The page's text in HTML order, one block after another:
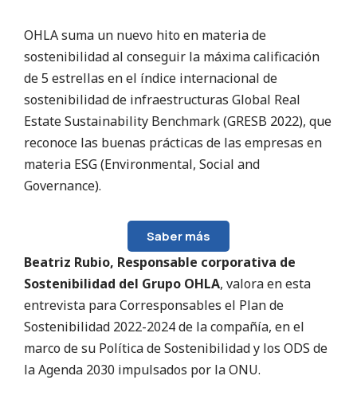
OHLA suma un nuevo hito en materia de
sostenibilidad al conseguir la máxima calificación
de 5 estrellas en el índice internacional de
sostenibilidad de infraestructuras Global Real
Estate Sustainability Benchmark (GRESB 2022), que
reconoce las buenas prácticas de las empresas en
materia ESG (Environmental, Social and
Governance).
Saber más
Beatriz Rubio, Responsable corporativa de
Sostenibilidad del Grupo OHLA, valora en esta
entrevista para Corresponsables el Plan de
Sostenibilidad 2022-2024 de la compañía, en el
marco de su Política de Sostenibilidad y los ODS de
la Agenda 2030 impulsados por la ONU.